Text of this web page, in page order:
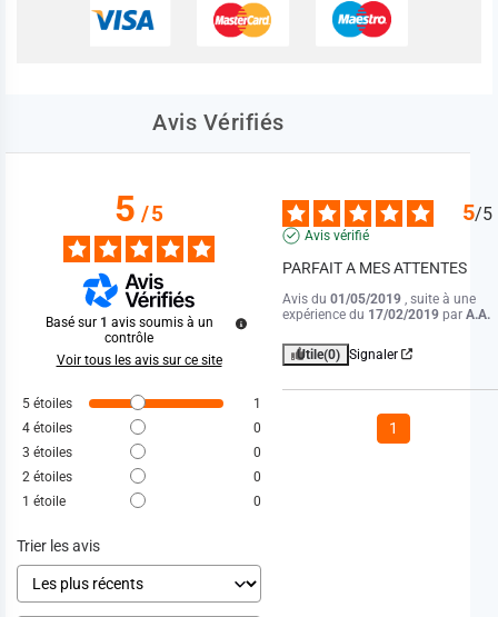
Avis Vérifiés
5/5
Basé sur 1 avis soumis à un
contrôle
Voir tous les avis sur ce site
5 étoiles
1
4 étoiles
0
3 étoiles
0
2 étoiles
0
1 étoile 0
Trier les avis
5/5
Avis vérifié
PARFAIT A MES ATTENTES
Avis du01/05/2019 , suite à une
expérience du 17/02/2019 parA.A.
Utile(0) Signaler
1